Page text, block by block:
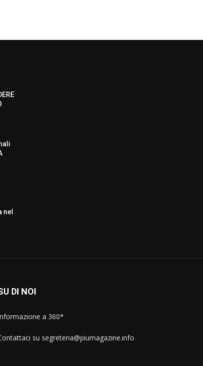
nel
DI NOI
a 360*
su segreteria@piumagazine.info